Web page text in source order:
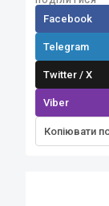
Facebook
Telegram
Twitter / X
Viber
Копіювати